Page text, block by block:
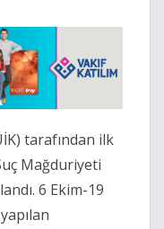
tarafından ilk
Mağduriyeti
6 Ekim-19